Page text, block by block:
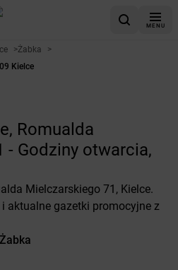
MENU
>Żabka
>
Kielce
Romualda
- Godziny otwarcia,
Mielczarskiego 71, Kielce.
aktualne gazetki promocyjne z